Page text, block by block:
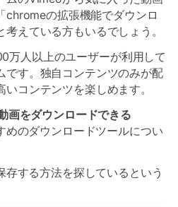
chromeの拡張機能でダウンロ
えている方もいるでしょう。
万人以上のユーザーが利用して
です。独自コンテンツのみが配
コンテンツを楽しめます。
画をダウンロードできる
めのダウンロードツールについ
する方法を探しているという